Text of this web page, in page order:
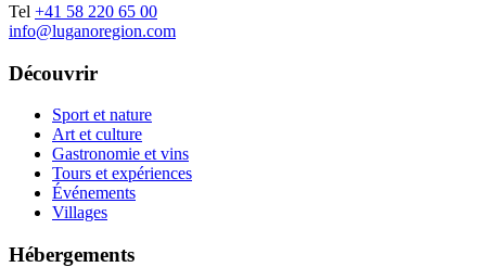
Tel +41 58 220 65 00
info@luganoregion.com
Découvrir
Sport et nature
Art et culture
Gastronomie et vins
Tours et expériences
Événements
Villages
Hébergements